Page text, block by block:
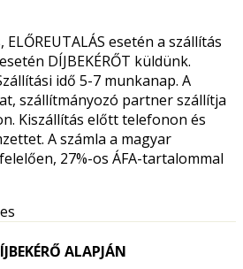
ELŐREUTALÁS esetén a szállítás
DÍJBEKÉRŐT küldünk.
idő 5-7 munkanap. A
szállítmányozó partner szállítja
Kiszállítás előtt telefonon és
A számla a magyar
27%-os ÁFA-tartalommal
ALAPJÁN